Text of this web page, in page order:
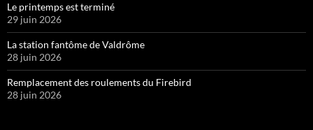
Le printemps est terminé
29 juin 2026
La station fantôme de Valdrôme
28 juin 2026
Remplacement des roulements du Firebird
28 juin 2026